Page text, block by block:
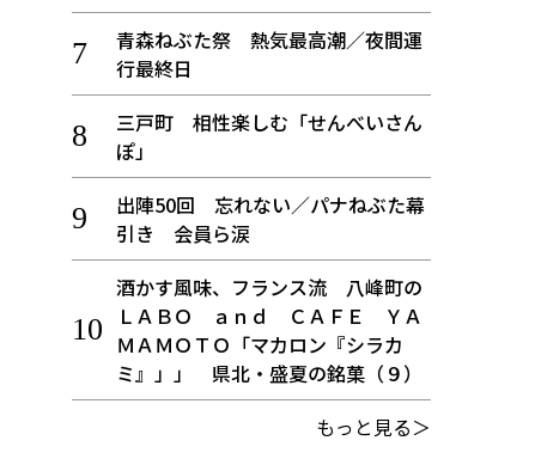
青森ねぶた祭 熱気最高潮／夜間運
行最終日
三戸町 相性楽しむ「せんべいさん
ぽ」
出陣50回 忘れない／パナねぶた幕
引き 会員ら涙
酒かす風味、フランス流 八峰町の
ＬＡＢＯ ａｎｄ ＣＡＦＥ ＹＡ
ＭＡＭＯＴＯ「マカロン『シラカ
ミ』」」 県北・盛夏の銘菓（９）
もっと見る＞